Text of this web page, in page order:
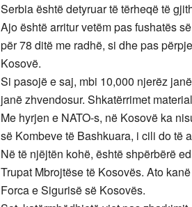
Serbia është detyruar të tërheqë të
Ajo është arritur vetëm pas fushatës
për 78 ditë me radhë, si dhe pas
Kosovë.
Si pasojë e saj, mbi 10,000 njerëz
janë zhvendosur. Shkatërrimet
Me hyrjen e NATO-s, në Kosovë ka
së Kombeve të Bashkuara, i cili do të
Në të njëjtën kohë, është shpërbërë
Trupat Mbrojtëse të Kosovës. Ato
Forca e Sigurisë së Kosovës.